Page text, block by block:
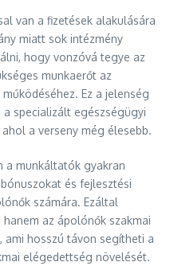
van a fizetések alakulására
miatt sok intézmény
hogy vonzóvá tegye az
munkaerőt az
Ez a jelenség
specializált egészségügyi
a verseny még élesebb.
a munkáltatók gyakran
és fejlesztési
számára. Ezáltal
az ápolónők szakmai
ami hosszú távon segítheti a
elégedettség növelését.